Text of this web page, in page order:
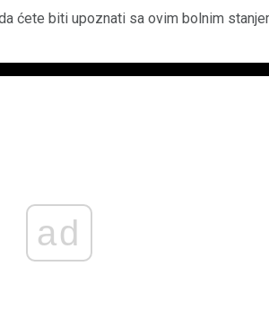
ćete biti upoznati sa ovim bolnim
ad